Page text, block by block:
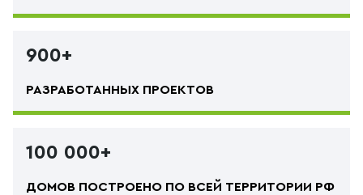
900+
РАЗРАБОТАННЫХ ПРОЕКТОВ
100 000+
ДОМОВ ПОСТРОЕНО ПО ВСЕЙ ТЕРРИТОРИИ РФ